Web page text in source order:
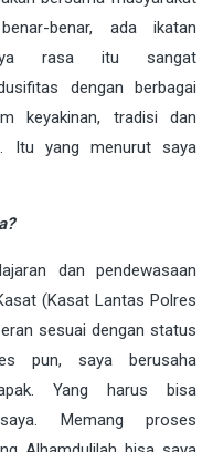
benar, ada ikatan
rasa itu sangat
dengan berbagai
keyakinan, tradisi dan
Itu yang menurut saya
dan pendewasaan
(Kasat Lantas Polres
sesuai dengan status
pun, saya berusaha
Yang harus bisa
Memang proses